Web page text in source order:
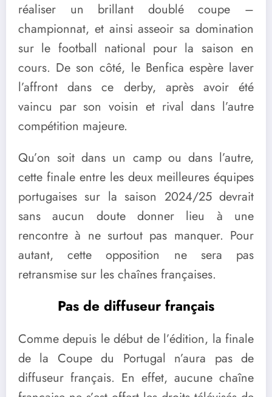
réaliser un brillant doublé coupe –
championnat, et ainsi asseoir sa domination
sur le football national pour la saison en
cours. De son côté, le Benfica espère laver
l’affront dans ce derby, après avoir été
vaincu par son voisin et rival dans l’autre
compétition majeure.
Qu’on soit dans un camp ou dans l’autre,
cette finale entre les deux meilleures équipes
portugaises sur la saison 2024/25 devrait
sans aucun doute donner lieu à une
rencontre à ne surtout pas manquer. Pour
autant, cette opposition ne sera pas
retransmise sur les chaînes françaises.
Pas de diffuseur français
Comme depuis le début de l’édition, la finale
de la Coupe du Portugal n’aura pas de
diffuseur français. En effet, aucune chaîne